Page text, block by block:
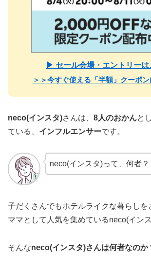
▶ セール会場・エントリーは
＞＞今すぐ使える「半額」クーポン
neco(インスタ)さんは、 8人のおかんと
ている、 インフルエンサーです。
neco(インスタ)って、何者？
子だくさんでもホテルライクな暮らしを
ママとして人気を集めているneco(インス
そんなneco(インスタ)さんは何者なのか